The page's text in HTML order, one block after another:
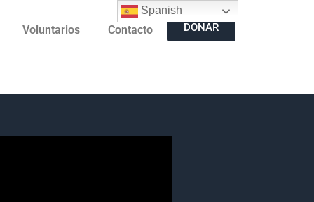
DONAR
Voluntarios Contacto
Spanish